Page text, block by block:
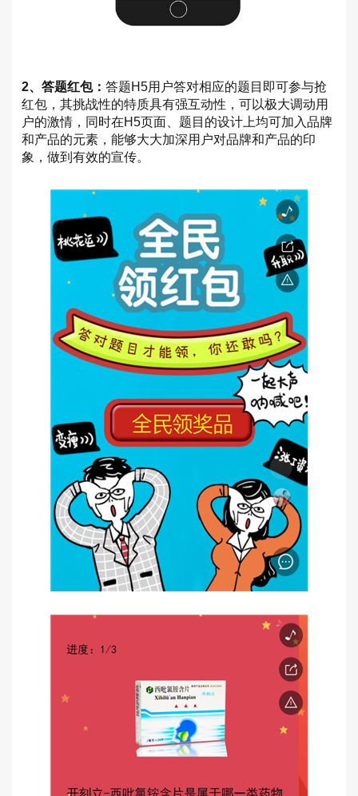
2、答题红包： 答题H5用户答对相应的题目即可参与抢
红包，其挑战性的特质具有强互动性，可以极大调动用
户的激情，同时在H5页面、题目的设计上均可加入品牌
和产品的元素，能够大大加深用户对品牌和产品的印
象，做到有效的宣传。